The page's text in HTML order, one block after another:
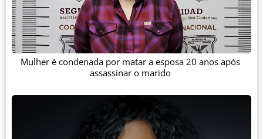
Mulher é condenada por matar a esposa 20 anos após
assassinar o marido